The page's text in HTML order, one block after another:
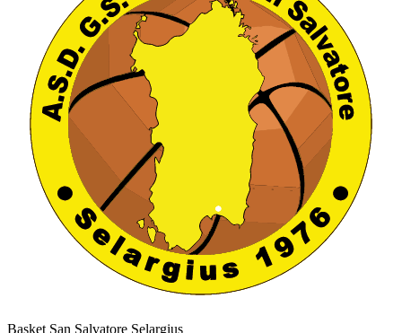
Basket San Salvatore Selargius